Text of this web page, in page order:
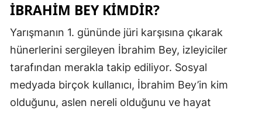
İBRAHIM BEY KIMDIR?
Yarışmanın 1. gününde jüri karşısına çıkarak
hünerlerini sergileyen İbrahim Bey, izleyiciler
tarafından merakla takip ediliyor. Sosyal
medyada birçok kullanıcı, İbrahim Bey’in kim
olduğunu, aslen nereli olduğunu ve hayat